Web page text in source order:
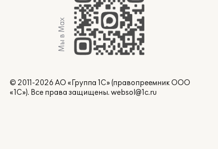
Мы в Max
© 2011-2026 АО «Группа 1С» (правопреемник ООО
«1С»). Все права защищены. websol@1c.ru